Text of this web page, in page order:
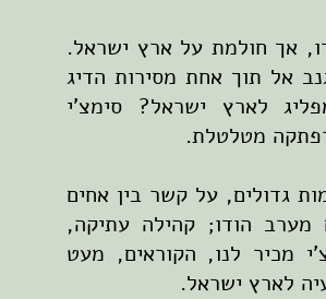
אך חולמת על ארץ ישראל.
אל תוך אחת מסירות הדיג
לארץ ישראל? סימצ'י
מטלטלת.
גדולים, על קשר בין אחים
מערב הודו; קהילה עתיקה,
מכיר לנו, הקוראים, מעט
לארץ ישראל.